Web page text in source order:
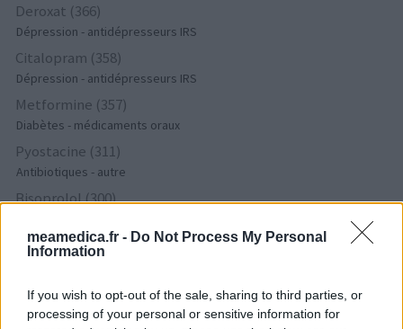
meamedica.fr - Do Not Process My Personal
Information
If you wish to opt-out of the sale, sharing to third parties, or
processing of your personal or sensitive information for
Deroxat (366)
Dépression - antidépresseurs IRS
Citalopram (358)
Dépression - antidépresseurs IRS
Metformine (357)
Diabètes - médicaments oraux
Pyostacine (311)
Antibiotiques - autre
Bisoprolol (300)
Tahor (299)
Propranolol (292)
Tension artérielle - beta bloquant